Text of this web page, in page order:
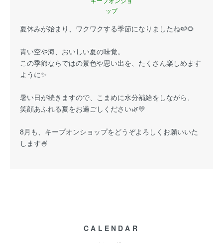
ップ
夏休みが始まり、ワクワクする季節になりましたね🍉🌻
青い空や海、おいしい夏の味覚。
この季節ならではの景色や思い出を、たくさん楽しめます
ように✨
暑い日が続きますので、こまめに水分補給をしながら、
笑顔あふれる夏をお過ごしください🌿💛
8月も、キープオンショップをどうぞよろしくお願いいた
します🍧
CALENDAR